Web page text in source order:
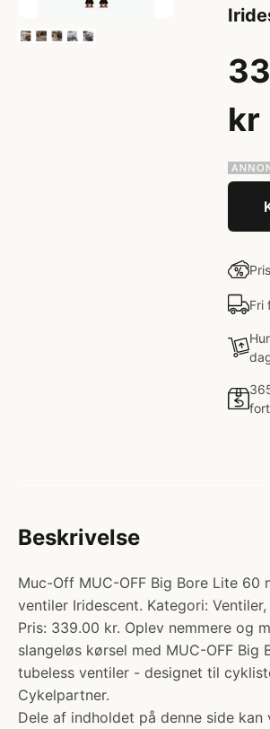
kr
Fri
Beskrivelse
Muc-Off MUC-OFF Big Bore Lite 60
ventiler Iridescent. Kategori:
Pris: 339.00 kr. Oplev nemmere og
slangeløs kørsel med MUC-OFF Big
tubeless ventiler - designet til
Cykelpartner.
Dele af indholdet på denne side